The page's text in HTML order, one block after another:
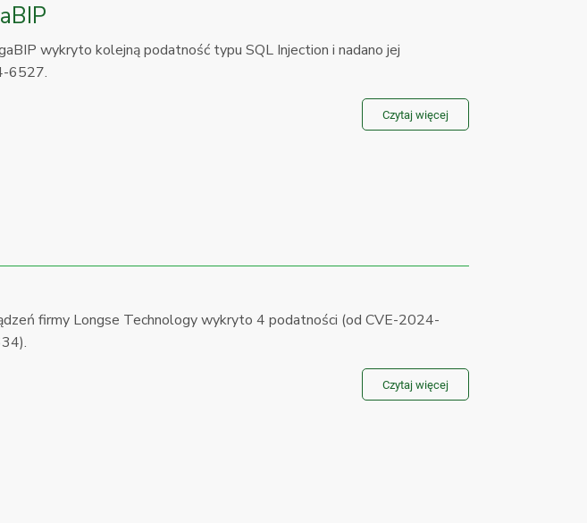
wykryto kolejną podatność typu SQL Injection i nadano jej
6527.
Czytaj więcej
firmy Longse Technology wykryto 4 podatności (od CVE-2024-
Czytaj więcej